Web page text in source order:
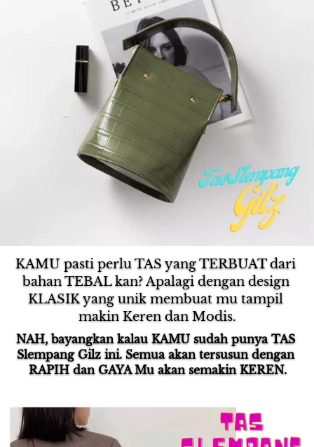
KAMU pasti perlu TAS yang TERBUAT dari
bahan TEBAL kan? Apalagi dengan design
KLASIK yang unik membuat mu tampil
makin Keren dan Modis.
NAH, bayangkan kalau KAMU sudah punya TAS
Slempang Gilz ini. Semua akan tersusun dengan
RAPIH dan GAYA Mu akan semakin KEREN.